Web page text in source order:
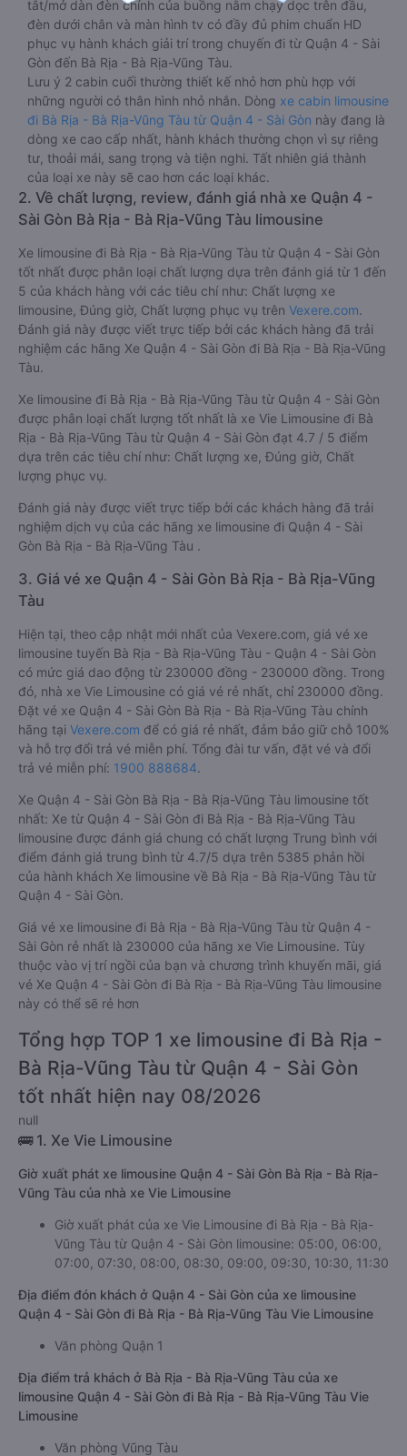
tắt/mở dàn đèn chính của buồng nằm chạy dọc trên đầu,
đèn dưới chân và màn hình tv có đầy đủ phim chuẩn HD
phục vụ hành khách giải trí trong chuyến đi từ Quận 4 - Sài
Gòn đến Bà Rịa - Bà Rịa-Vũng Tàu.
Lưu ý 2 cabin cuối thường thiết kế nhỏ hơn phù hợp với
những người có thân hình nhỏ nhắn. Dòng xe cabin limousine
đi Bà Rịa - Bà Rịa-Vũng Tàu từ Quận 4 - Sài Gòn này đang là
dòng xe cao cấp nhất, hành khách thường chọn vì sự riêng
tư, thoải mái, sang trọng và tiện nghi. Tất nhiên giá thành
của loại xe này sẽ cao hơn các loại khác.
2. Về chất lượng, review, đánh giá nhà xe Quận 4 -
Sài Gòn Bà Rịa - Bà Rịa-Vũng Tàu limousine
Xe limousine đi Bà Rịa - Bà Rịa-Vũng Tàu từ Quận 4 - Sài Gòn
tốt nhất được phân loại chất lượng dựa trên đánh giá từ 1 đến
5 của khách hàng với các tiêu chí như: Chất lượng xe
limousine, Đúng giờ, Chất lượng phục vụ trên Vexere.com.
Đánh giá này được viết trực tiếp bởi các khách hàng đã trải
nghiệm các hãng Xe Quận 4 - Sài Gòn đi Bà Rịa - Bà Rịa-Vũng
Tàu.
Xe limousine đi Bà Rịa - Bà Rịa-Vũng Tàu từ Quận 4 - Sài Gòn
được phân loại chất lượng tốt nhất là xe Vie Limousine đi Bà
Rịa - Bà Rịa-Vũng Tàu từ Quận 4 - Sài Gòn đạt 4.7 / 5 điểm
dựa trên các tiêu chí như: Chất lượng xe, Đúng giờ, Chất
lượng phục vụ.
Đánh giá này được viết trực tiếp bởi các khách hàng đã trải
nghiệm dịch vụ của các hãng xe limousine đi Quận 4 - Sài
Gòn Bà Rịa - Bà Rịa-Vũng Tàu .
3. Giá vé xe Quận 4 - Sài Gòn Bà Rịa - Bà Rịa-Vũng
Tàu
Hiện tại, theo cập nhật mới nhất của Vexere.com, giá vé xe
limousine tuyến Bà Rịa - Bà Rịa-Vũng Tàu - Quận 4 - Sài Gòn
có mức giá dao động từ 230000 đồng - 230000 đồng. Trong
đó, nhà xe Vie Limousine có giá vé rẻ nhất, chỉ 230000 đồng.
Đặt vé xe Quận 4 - Sài Gòn Bà Rịa - Bà Rịa-Vũng Tàu chính
hãng tại Vexere.com để có giá rẻ nhất, đảm bảo giữ chỗ 100%
và hỗ trợ đổi trả vé miễn phí. Tổng đài tư vấn, đặt vé và đổi
trả vé miễn phí: 1900 888684.
Xe Quận 4 - Sài Gòn Bà Rịa - Bà Rịa-Vũng Tàu limousine tốt
nhất: Xe từ Quận 4 - Sài Gòn đi Bà Rịa - Bà Rịa-Vũng Tàu
limousine được đánh giá chung có chất lượng Trung bình với
điểm đánh giá trung bình từ 4.7/5 dựa trên 5385 phản hồi
của hành khách Xe limousine về Bà Rịa - Bà Rịa-Vũng Tàu từ
Quận 4 - Sài Gòn.
Giá vé xe limousine đi Bà Rịa - Bà Rịa-Vũng Tàu từ Quận 4 -
Sài Gòn rẻ nhất là 230000 của hãng xe Vie Limousine. Tùy
thuộc vào vị trí ngồi của bạn và chương trình khuyến mãi, giá
vé Xe Quận 4 - Sài Gòn đi Bà Rịa - Bà Rịa-Vũng Tàu limousine
này có thể sẽ rẻ hơn
Tổng hợp TOP 1 xe limousine đi Bà Rịa -
Bà Rịa-Vũng Tàu từ Quận 4 - Sài Gòn
tốt nhất hiện nay 08/2026
null
🚌 1. Xe Vie Limousine
Giờ xuất phát xe limousine Quận 4 - Sài Gòn Bà Rịa - Bà Rịa-
Vũng Tàu của nhà xe Vie Limousine
Giờ xuất phát của xe Vie Limousine đi Bà Rịa - Bà Rịa-
Vũng Tàu từ Quận 4 - Sài Gòn limousine: 05:00, 06:00,
07:00, 07:30, 08:00, 08:30, 09:00, 09:30, 10:30, 11:30
Địa điểm đón khách ở Quận 4 - Sài Gòn của xe limousine
Quận 4 - Sài Gòn đi Bà Rịa - Bà Rịa-Vũng Tàu Vie Limousine
Văn phòng Quận 1
Địa điểm trả khách ở Bà Rịa - Bà Rịa-Vũng Tàu của xe
limousine Quận 4 - Sài Gòn đi Bà Rịa - Bà Rịa-Vũng Tàu Vie
Limousine
Văn phòng Vũng Tàu